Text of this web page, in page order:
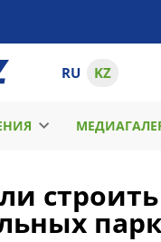
RU KZ
строить